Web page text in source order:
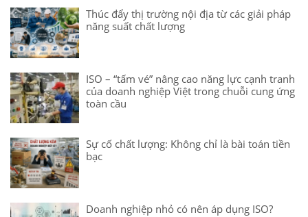
Thúc đẩy thị trường nội địa từ các giải pháp
năng suất chất lượng
ISO – “tấm vé” nâng cao năng lực cạnh tranh
của doanh nghiệp Việt trong chuỗi cung ứng
toàn cầu
Sự cố chất lượng: Không chỉ là bài toán tiền
bạc
Doanh nghiệp nhỏ có nên áp dụng ISO?